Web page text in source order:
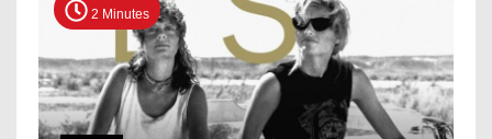
2 Minutes